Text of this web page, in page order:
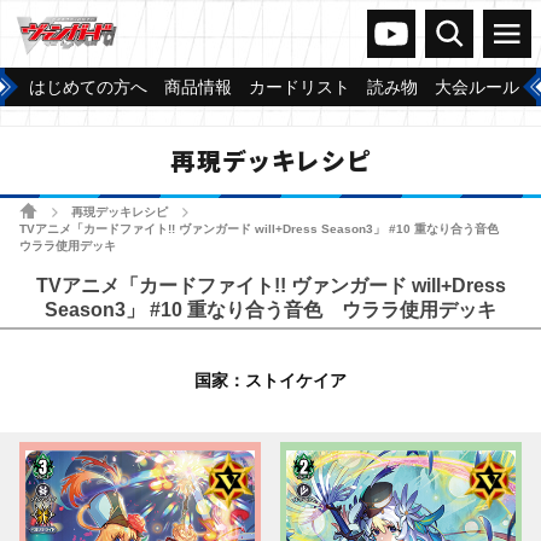
ヴァンガードch
検索 メニュー
はじめての方へ 商品情報 カードリスト 読み物 大会ルール
再現デッキレシピ
ホーム再現デッキレシピ
TVアニメ「カードファイト!! ヴァンガード will+Dress Season3」 #10 重なり合う音色
ウララ使用デッキ
TVアニメ「カードファイト!! ヴァンガード will+Dress
Season3」 #10 重なり合う音色 ウララ使用デッキ
国家：ストイケイア